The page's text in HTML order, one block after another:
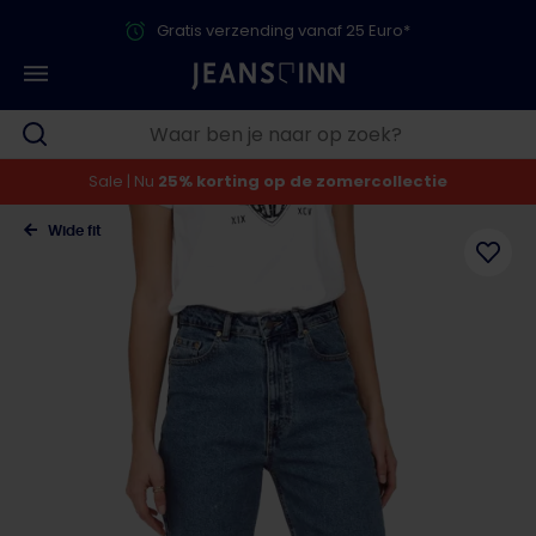
Gratis verzending vanaf 25 Euro*
Sale | Nu 25% korting op de zomercollectie
Wide fit